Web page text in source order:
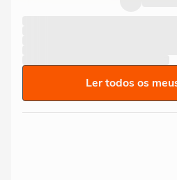
Ler todos os